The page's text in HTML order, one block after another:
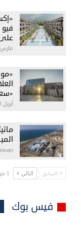
على
مارس 23, 2023
أبريل 3, 2023
ديسمبر 8,
السابق التالي 1 من 2٬329
فيس بوك